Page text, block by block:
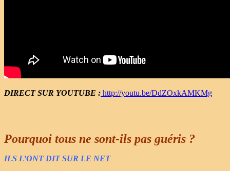
DIRECT SUR YOUTUBE : http://youtu.be/DdZOxkAMKMg
Pourquoi tous ne sont-ils pas guéris ?
ILS L’ONT DIT SUR LE NET